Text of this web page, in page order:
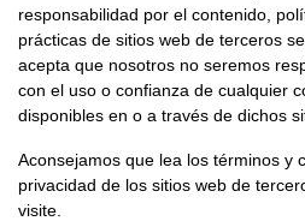
responsabilidad por el contenido,
prácticas de sitios web de terceros
acepta que nosotros no seremos
con el uso o confianza de cualquier
disponibles en o a través de dichos
Aconsejamos que lea los términos y
privacidad de los sitios web de
visite.